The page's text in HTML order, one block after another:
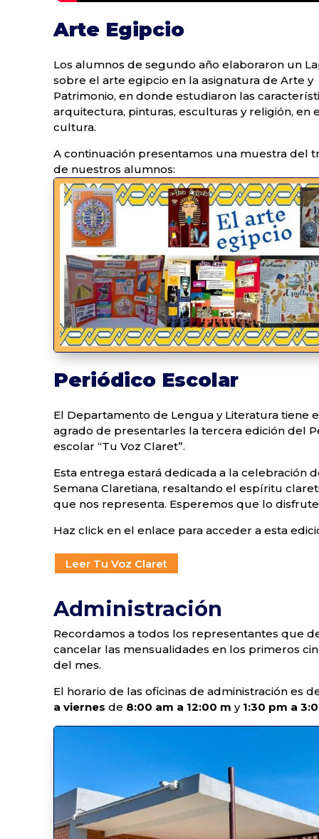
Arte Egipcio
Los alumnos de segundo año elaboraron un
sobre el arte egipcio en la asignatura de Arte y
Patrimonio, en donde estudiaron las
arquitectura, pinturas, esculturas y religión, en
cultura.
A continuación presentamos una muestra del
de nuestros alumnos:
Periódico Escolar
El Departamento de Lengua y Literatura tiene
agrado de presentarles la tercera edición del
escolar “Tu Voz Claret”.
Esta entrega estará dedicada a la celebración
Semana Claretiana, resaltando el espíritu
que nos representa. Esperemos que lo
Haz click en el enlace para acceder a esta
Leer Tu Voz Claret
Administración
Recordamos a todos los representantes que
cancelar las mensualidades en los primeros
del mes.
El horario de las oficinas de administración es
a viernes de 8:00 am a 12:00 m y 1:30 pm a